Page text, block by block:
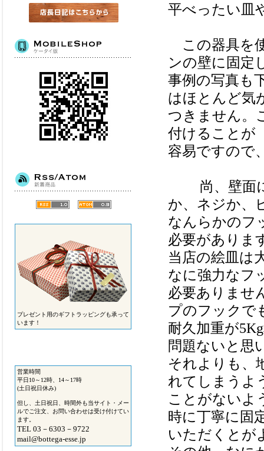
プレゼント用のギフトラッピングも承って
います！
営業時間
平日10～12時、14～17時
(土日祝日休み)
但し、土日祝日、時間外も当サイト・メー
ルでご注文、お問い合わせは受け付けてい
ます。
TEL 03－6303－9722
mail@bottega-esse.jp
平べったい皿
この器具を
ンの壁に固定
事例の写真も
はほとんど気
つきません。
付けることが
容易ですので
尚、壁面に
か、ネジか、
なんらかのフ
必要がありま
当店の絵皿は
なに強力なフ
必要ありませ
プのフックで
耐久加重が
問題ないと思
それよりも、
れてしまうよ
ことがないよ
時に丁寧に固
いただくとが